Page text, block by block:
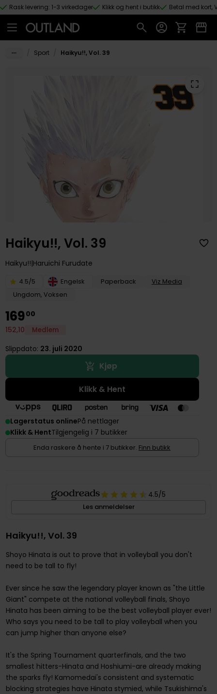
Hopp til hovedinnhold
Rask levering: 1-3 virkedager Klikk og hent i butikk Betal med kort,
Sport Haikyu!!, Vol. 39
Haikyu!!, Vol. 39
Haikyu!! Haruichi Furudate
4.5/5 Engelsk Paperback
Viz Media
Ungdom, Voksen
16900
152,10 Medlem
Slippdato: 23. juli 2020
Kjøp
Klikk & Hent
Lagerstatus onlinePå nettlager
Klikk & HentTilgjengelig i 7 butikker
Enda raskere å hente i 7 butikker. Finn butikk
4.5/5
Les anmeldelser
Haikyu!!, Vol. 39
Shoyo Hinata is out to prove that in volleyball you don't
need to be tall to fly!
Ever since he saw the legendary player known as "the Little
Giant" compete at the national volleyball finals, Shoyo
Hinata has been aiming to be the best volleyball player ever!
Who says you need to be tall to play volleyball when you
can jump higher than anyone else?
It's the Spring Tournament quarterfinals, and the two
smallest hitters-Hinata and Hoshiumi-are already making
the sparks fly! Kamomedai's consistent and systematic
blocking strategies have Hinata stymied, while Tsukishima's